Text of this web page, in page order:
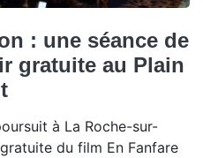
: une séance de
gratuite au Plain
à La Roche-sur-
du film En Fanfare